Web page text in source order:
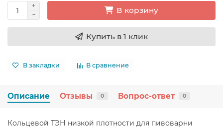
В корзину
Купить в 1 клик
В закладки В сравнение
Описание Отзывы 0 Вопрос-ответ 0
Кольцевой ТЭН низкой плотности для пивоварни